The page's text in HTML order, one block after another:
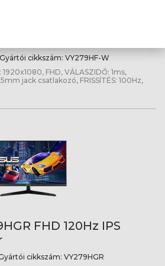
Gyártói cikkszám: VY279HF-W
1920x1080, FHD, VÁLASZIDŐ: 1ms,
jack csatlakozó, FRISSÍTÉS: 100Hz,
FHD 120Hz IPS
cikkszám: VY279HGR